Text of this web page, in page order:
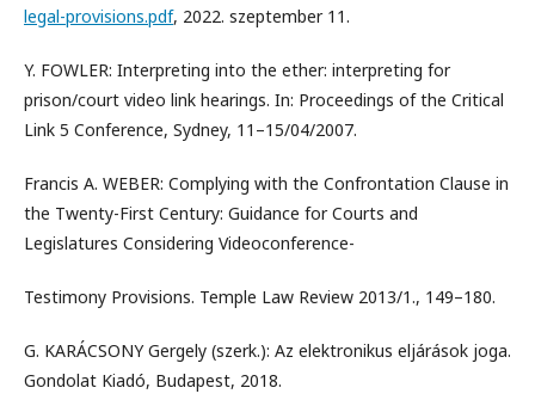
legal-provisions.pdf, 2022. szeptember 11.
Y. FOWLER: Interpreting into the ether: interpreting for
prison/court video link hearings. In: Proceedings of the Critical
Link 5 Conference, Sydney, 11–15/04/2007.
Francis A. WEBER: Complying with the Confrontation Clause in
the Twenty-First Century: Guidance for Courts and
Legislatures Considering Videoconference-
Testimony Provisions. Temple Law Review 2013/1., 149–180.
G. KARÁCSONY Gergely (szerk.): Az elektronikus eljárások joga.
Gondolat Kiadó, Budapest, 2018.